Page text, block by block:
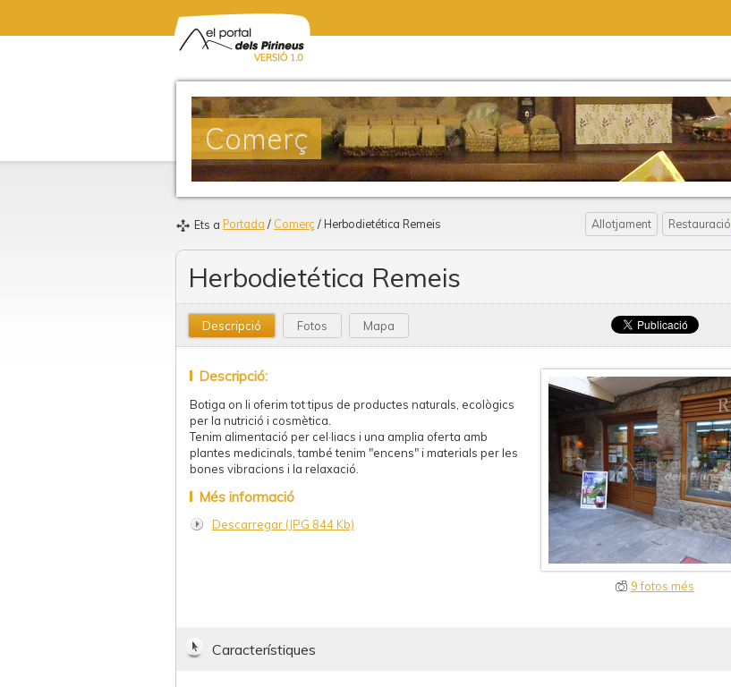
Comerç
Ets a Portada / Comerç / Herbodietética Remeis Allotjament Restauració
Herbodietética Remeis
Descripció Fotos Mapa
Descripció:
Botiga on li oferim tot tipus de productes naturals, ecològics
per la nutrició i cosmètica.
Tenim alimentació per cel·liacs i una amplia oferta amb
plantes medicinals, també tenim "encens" i materials per les
bones vibracions i la relaxació.
Més informació
Descarregar (JPG 844 Kb)
9 fotos més
Característiques